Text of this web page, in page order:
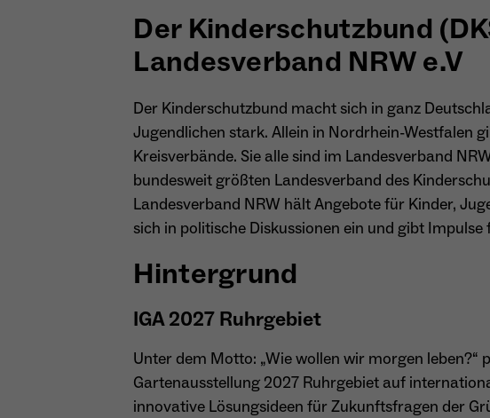
Anbieter
Zweck
Anbieter
Laufzeit
Der Kinderschutzbund
Landesverband NRW e.V
Der Kinderschutzbund macht sich in ganz
Jugendlichen stark. Allein in Nordrhein-Westfalen
Kreisverbände. Sie alle sind im Landesverband
bundesweit größten Landesverband des
Landesverband NRW hält Angebote für Kinder,
sich in politische Diskussionen ein und gibt
Hintergrund
IGA 2027 Ruhrgebiet
Unter dem Motto: „Wie wollen wir morgen
Gartenausstellung 2027 Ruhrgebiet auf
innovative Lösungsideen für Zukunftsfragen der